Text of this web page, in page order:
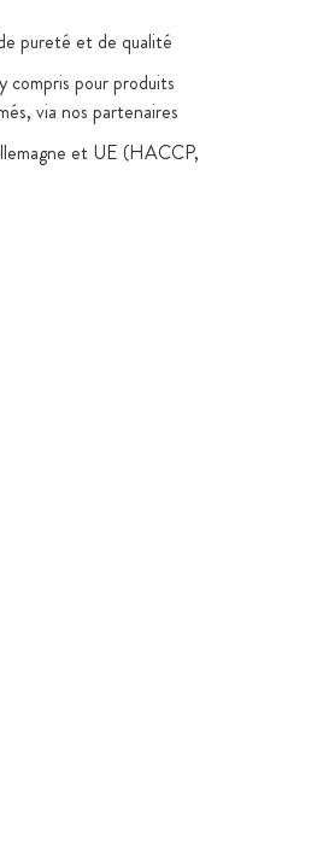
pureté et de qualité
compris pour produits
via nos partenaires
et UE (HACCP,
alimentaires
destinés aux
de magnésium,
colorants et arômes